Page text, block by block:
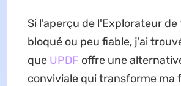
Si l'aperçu de l'Explorateur
bloqué ou peu fiable, j'ai
que UPDF offre une
conviviale qui transforme ma